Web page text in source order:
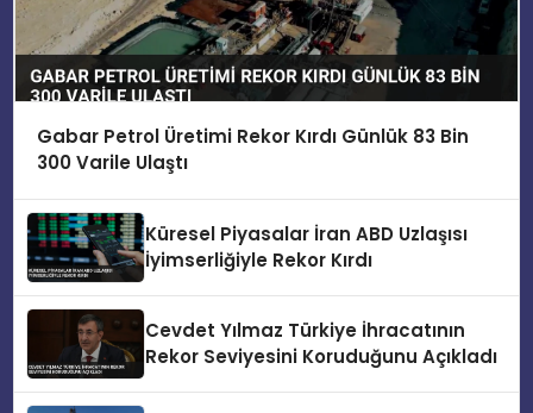
Gabar Petrol Üretimi Rekor Kırdı Günlük 83 Bin
300 Varile Ulaştı
Küresel Piyasalar İran ABD Uzlaşısı
İyimserliğiyle Rekor Kırdı
Cevdet Yılmaz Türkiye İhracatının
Rekor Seviyesini Koruduğunu Açıkladı